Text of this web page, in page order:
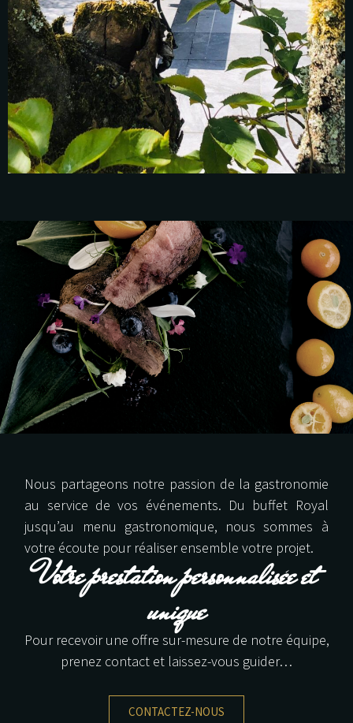
Nous partageons notre passion de la gastronomie
au service de vos événements. Du buffet Royal
jusqu’au menu gastronomique, nous sommes à
votre écoute pour réaliser ensemble votre projet.
Votre prestation personnalisée et
unique
Pour recevoir une offre sur-mesure de notre équipe,
prenez contact et laissez-vous guider…
CONTACTEZ-NOUS